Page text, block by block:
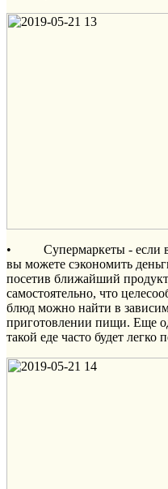
• Супермаркеты - если в
вы можете сэкономить
посетив ближайший
самостоятельно, что
блюд можно найти в
приготовлении пищи. Еще
такой еде часто будет